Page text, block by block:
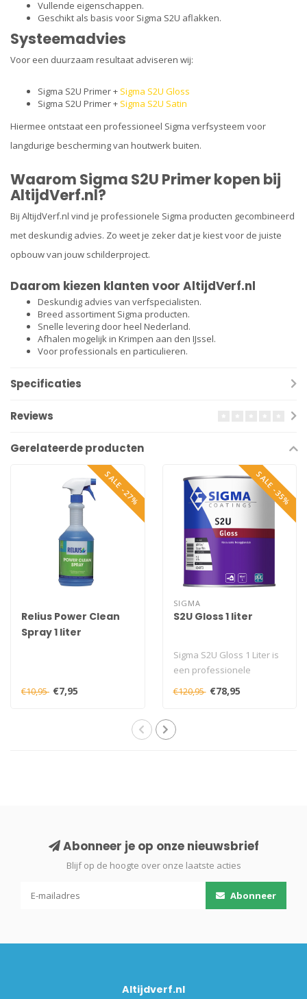
Vullende eigenschappen.
Geschikt als basis voor Sigma S2U aflakken.
Systeemadvies
Voor een duurzaam resultaat adviseren wij:
Sigma S2U Primer + Sigma S2U Gloss
Sigma S2U Primer + Sigma S2U Satin
Hiermee ontstaat een professioneel Sigma verfsysteem voor
langdurige bescherming van houtwerk buiten.
Waarom Sigma S2U Primer kopen bij
AltijdVerf.nl?
Bij AltijdVerf.nl vind je professionele Sigma producten gecombineerd
met deskundig advies. Zo weet je zeker dat je kiest voor de juiste
opbouw van jouw schilderproject.
Daarom kiezen klanten voor AltijdVerf.nl
Deskundig advies van verfspecialisten.
Breed assortiment Sigma producten.
Snelle levering door heel Nederland.
Afhalen mogelijk in Krimpen aan den IJssel.
Voor professionals en particulieren.
Specificaties
Reviews
Gerelateerde producten
SALE -27%
Relius Power Clean
Spray 1 liter
€10,95 €7,95
SALE -35%
SIGMA
S2U Gloss 1 liter
Sigma S2U Gloss 1 Liter is
een professionele
hoogglans buitenlak met
€120,95 €78,95
Abonneer je op onze nieuwsbrief
Blijf op de hoogte over onze laatste acties
Abonneer
Altijdverf.nl